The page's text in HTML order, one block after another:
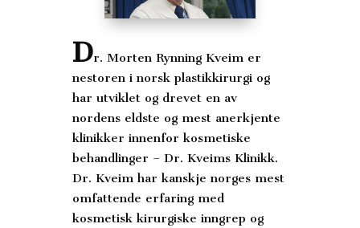
Dr. Morten Rynning Kveim er
nestoren i norsk plastikkirurgi og
har utviklet og drevet en av
nordens eldste og mest anerkjente
klinikker innenfor kosmetiske
behandlinger – Dr. Kveims Klinikk.
Dr. Kveim har kanskje norges mest
omfattende erfaring med
kosmetisk kirurgiske inngrep og